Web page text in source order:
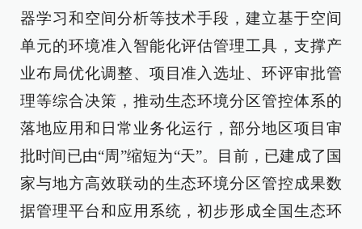
器学习和空间分析等技术手段，建立基于空间
单元的环境准入智能化评估管理工具，支撑产
业布局优化调整、项目准入选址、环评审批管
理等综合决策，推动生态环境分区管控体系的
落地应用和日常业务化运行，部分地区项目审
批时间已由“周”缩短为“天”。目前，已建成了国
家与地方高效联动的生态环境分区管控成果数
据管理平台和应用系统，初步形成全国生态环